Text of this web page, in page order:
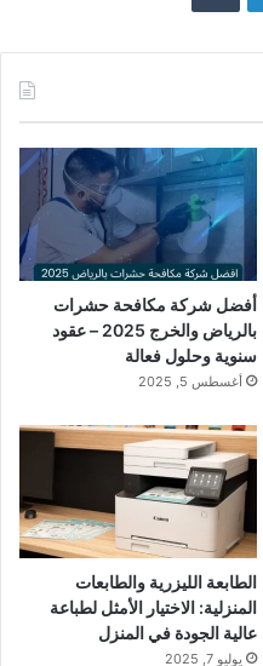
أفضل شركة مكافحة حشرات
بالرياض والخرج 2025 – عقود
سنوية وحلول فعالة
أغسطس 5, 2025
الطابعة الليزرية والطابعات
المنزلية: الاختيار الأمثل لطباعة
عالية الجودة في المنزل
يوليو 7, 2025